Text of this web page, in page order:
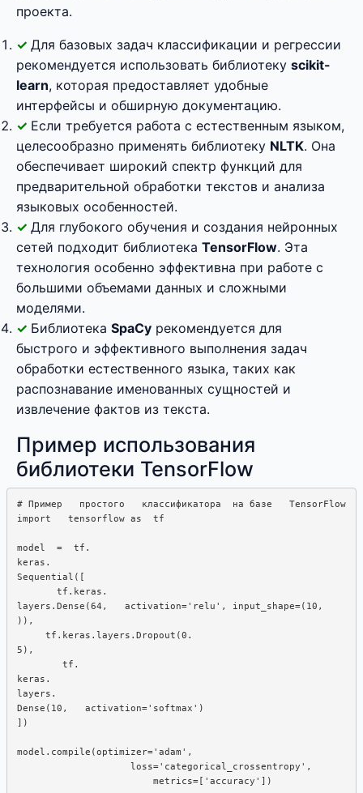
проекта.
Для базовых задач классификации и регрессии
рекомендуется использовать библиотеку scikit-
learn, которая предоставляет удобные
интерфейсы и обширную документацию.
Если требуется работа с естественным языком,
целесообразно применять библиотеку NLTK. Она
обеспечивает широкий спектр функций для
предварительной обработки текстов и анализа
языковых особенностей.
Для глубокого обучения и создания нейронных
сетей подходит библиотека TensorFlow. Эта
технология особенно эффективна при работе с
большими объемами данных и сложными
моделями.
Библиотека SpaCy рекомендуется для
быстрого и эффективного выполнения задач
обработки естественного языка, таких как
распознавание именованных сущностей и
извлечение фактов из текста.
Пример использования
библиотеки TensorFlow
# Пример   простого   классификатора  на базе   TensorFlow
import   tensorflow as  tf
model  =  tf.
keras.
Sequential([
       tf.keras.
layers.Dense(64,   activation='relu', input_shape=(10,
)),
     tf.keras.layers.Dropout(0.
5),
        tf.
keras.
layers.
Dense(10,   activation='softmax')
])
model.compile(optimizer='adam',
                    loss='categorical_crossentropy',
                        metrics=['accuracy'])